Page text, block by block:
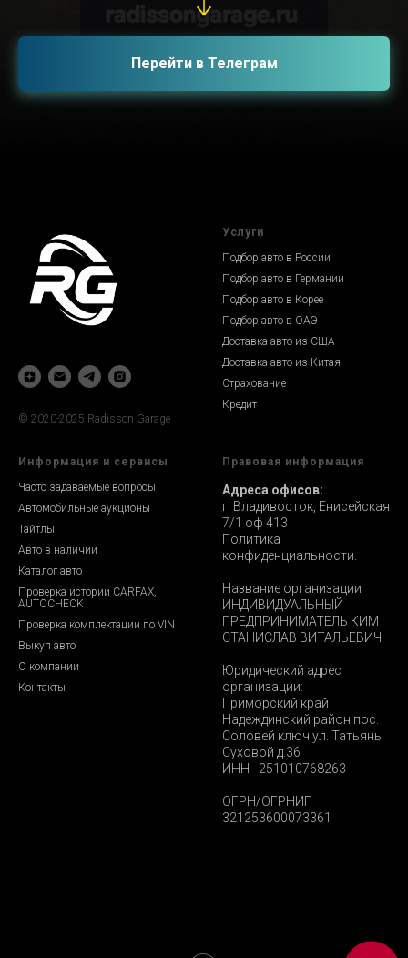
Перейти в Телеграм
© 2020-2025 Radisson Garage
Услуги
Подбор авто в России
Подбор авто в Германии
Подбор авто в Корее
Подбор авто в ОАЭ
Доставка авто из США
Доставка авто из Китая
Страхование
Кредит
Информация и сервисы
Часто задаваемые вопросы
Автомобильные аукционы
Тайтлы
Авто в наличии
Каталог авто
Проверка истории CARFAX,
AUTOCHECK
Проверка комплектации по VIN
Выкуп авто
О компании
Контакты
Правовая информация
Адреса офисов:
г. Владивосток, Енисейская
7/1 оф 413
Политика
конфиденциальности.
Название организации
ИНДИВИДУАЛЬНЫЙ
ПРЕДПРИНИМАТЕЛЬ КИМ
СТАНИСЛАВ ВИТАЛЬЕВИЧ
Юридический адрес
организации:
Приморский край
Надеждинский район пос.
Соловей ключ ул. Татьяны
Суховой д.36
ИНН - 251010768263
ОГРН/ОГРНИП
321253600073361